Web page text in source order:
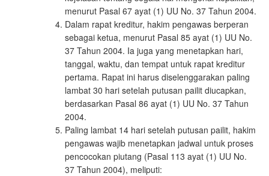
menurut Pasal 67 ayat (1) UU No. 37 Tahun 2004.
Dalam rapat kreditur, hakim pengawas berperan
sebagai ketua, menurut Pasal 85 ayat (1) UU No.
37 Tahun 2004. Ia juga yang menetapkan hari,
tanggal, waktu, dan tempat untuk rapat kreditur
pertama. Rapat ini harus diselenggarakan paling
lambat 30 hari setelah putusan pailit diucapkan,
berdasarkan Pasal 86 ayat (1) UU No. 37 Tahun
2004.
Paling lambat 14 hari setelah putusan pailit, hakim
pengawas wajib menetapkan jadwal untuk proses
pencocokan piutang (Pasal 113 ayat (1) UU No.
37 Tahun 2004), meliputi: